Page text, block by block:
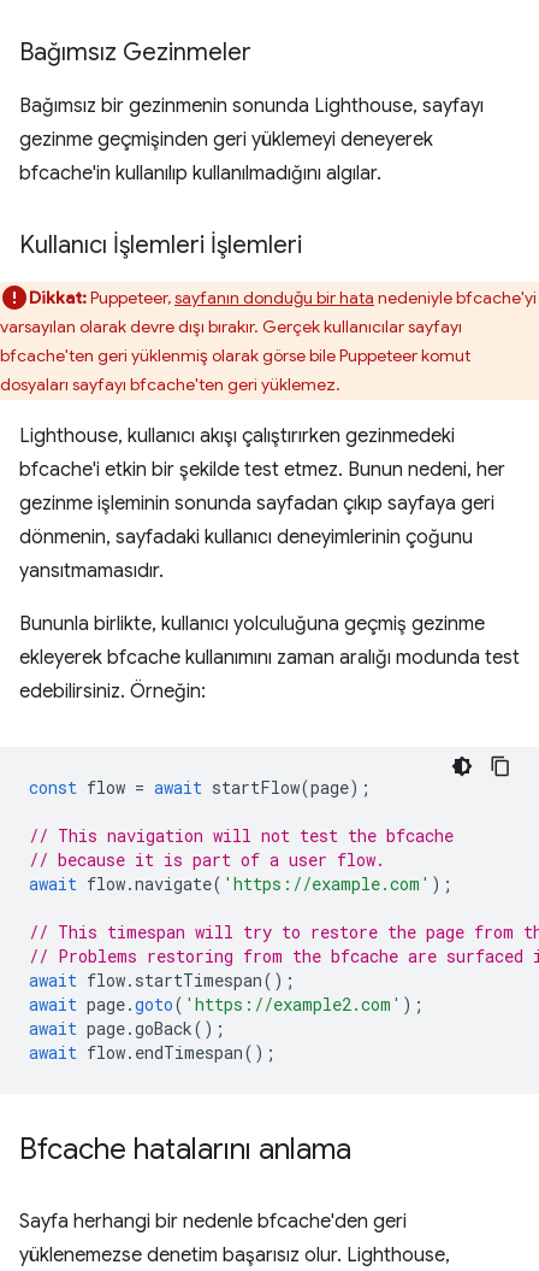
Bağımsız Gezinmeler
Bağımsız bir gezinmenin sonunda Lighthouse, sayfayı
gezinme geçmişinden geri yüklemeyi deneyerek
bfcache'in kullanılıp kullanılmadığını algılar.
Kullanıcı İşlemleri İşlemleri
Dikkat:Puppeteer,sayfanın donduğu bir hata nedeniyle bfcache'yi
varsayılan olarak devre dışı bırakır. Gerçek kullanıcılar sayfayı
bfcache'ten geri yüklenmiş olarak görse bile Puppeteer komut
dosyaları sayfayı bfcache'ten geri yüklemez.
Lighthouse, kullanıcı akışı çalıştırırken gezinmedeki
bfcache'i etkin bir şekilde test etmez. Bunun nedeni, her
gezinme işleminin sonunda sayfadan çıkıp sayfaya geri
dönmenin, sayfadaki kullanıcı deneyimlerinin çoğunu
yansıtmamasıdır.
Bununla birlikte, kullanıcı yolculuğuna geçmiş gezinme
ekleyerek bfcache kullanımını zaman aralığı modunda test
edebilirsiniz. Örneğin:
const flow = await startFlow(page);
// This navigation will not test the bfcache
// because it is part of a user flow.
await flow.navigate( 'https://example.com' );
// This timespan will try to restore the page from
// Problems restoring from the bfcache are
await flow. startTimespan();
await page.goto( 'https://example2.com' );
await page.goBack();
await flow. endTimespan();
Bfcache hatalarını anlama
Sayfa herhangi bir nedenle bfcache'den geri
yüklenemezse denetim başarısız olur. Lighthouse,